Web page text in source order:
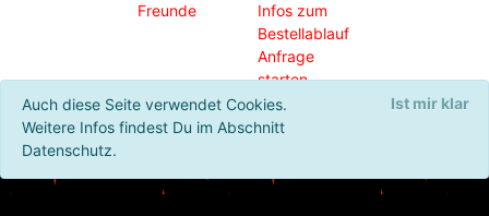
Auch diese Seite verwendet Cookies.
Weitere Infos findest Du im Abschnitt
Datenschutz.
Ist mir klar
Freunde
Infos zum
Bestellablauf
Anfrage
starten
© 2020 - cufor Schneiderei & Schmuck